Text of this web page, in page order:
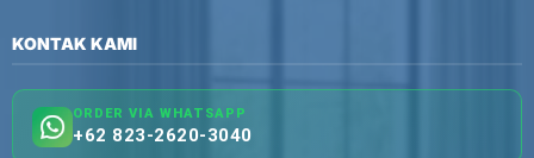
KONTAK KAMI
ORDER VIA WHATSAPP
+62 823-2620-3040